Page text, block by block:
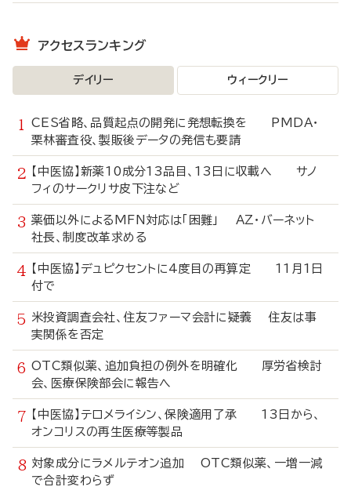
アクセスランキング
デイリー ウィークリー
CES省略、品質起点の開発に発想転換を PMDA・
栗林審査役、製販後データの発信も要請
【中医協】新薬10成分13品目、13日に収載へ サノ
フィのサークリサ皮下注など
薬価以外によるMFN対応は「困難」 AZ・バーネット
社長、制度改革求める
【中医協】デュピクセントに4度目の再算定 11月1日
付で
米投資調査会社、住友ファーマ会計に疑義 住友は事
実関係を否定
OTC類似薬、追加負担の例外を明確化 厚労省検討
会、医療保険部会に報告へ
【中医協】テロメライシン、保険適用了承 13日から、
オンコリスの再生医療等製品
対象成分にラメルテオン追加 OTC類似薬、一増一減
で合計変わらず